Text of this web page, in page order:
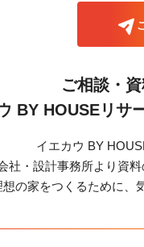
ご相談・
BY HOUSEリサ
イエカウ BY
社・設計事務所より資
想の家をつくるために、